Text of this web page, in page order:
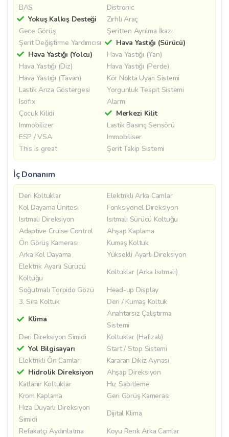
BAS
Distronic
Yokuş Kalkış Desteği
Zırhlı Araç
Gece Görüş
Şeritten Ayrılma İkazı
Şerit Değiştirme Yardımcısı
Hava Yastığı (Sürücü)
Hava Yastığı (Yolcu)
Hava Yastığı (Yan)
Hava Yastığı (Diz)
Hava Yastığı (Perde)
Hava Yastığı (Tavan)
Kör Nokta Uyarı Sistemi
Lastik Arıza Göstergesi
Yorgunluk Tespit Sistemi
Isofix
Alarm
Çocuk Kilidi
Merkezi Kilit
Immobilizer
Lastik Basınç Sensörü
ESP / VSA
Immobiliser
This is great
Şerit Takip Sistemi
İç Donanım
Deri Koltuklar
Elektrikli Arka Camlar
Kol Dayama Ünitesi
Fonksiyonel Direksiyon
Isıtmalı Direksiyon
Isıtmalı Sürücü Koltuğu
Adaptive Cruise Control
Ahşap Kaplama
Ön Görüş Kamerası
Kumaş Koltuk
Arka Kol Dayama
Yüksekli Ayarlı Direksiyon
Elektrik Ayarlı Sürücü
Koltuğu
Koltuklar (Arka Isıtmalı)
Soğutmalı Torpido Gözü
Head-up Display
3. Sıra Koltuk
Deri / Kumaş Koltuk
Klima
Anahtarsız Çalıştırma
Sistemi
Deri Direksiyon Simidi
Koltuklar (Hafızalı)
Yol Bilgisayarı
Start / Stop Sistemi
Elektrikli Ön Camlar
Kararan Dikiz Aynası
Hidrolik Direksiyon
Ahşap Direksiyon
Katlanır Koltuklar
Hız Sabitleme
Krom Kaplama
Geri Görüş Kamerası
Hıza Duyarlı Direksiyon
Simidi
Dijital Klima
Refakatçi Aydınlatma
Koyu Renk Arka Camlar